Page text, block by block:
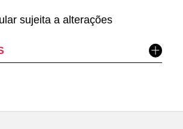
sujeita a alterações